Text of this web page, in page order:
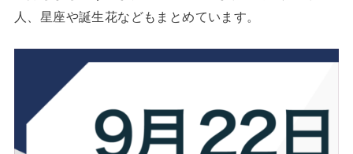
人、星座や誕生花などもまとめています。